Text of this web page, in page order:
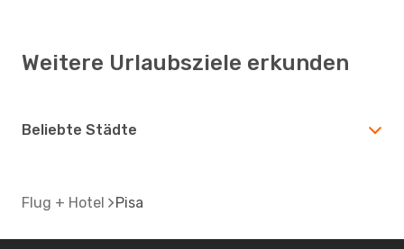
Weitere Urlaubsziele erkunden
Beliebte Städte
Flug + Hotel Pisa